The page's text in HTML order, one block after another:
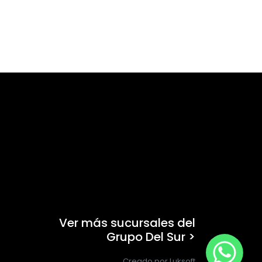
Ver más sucursales del
Grupo Del Sur >